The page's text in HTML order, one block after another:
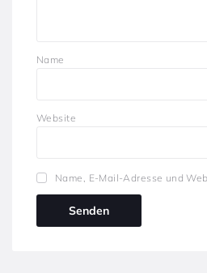
Name
Website
Name, E-Mail-Adresse und